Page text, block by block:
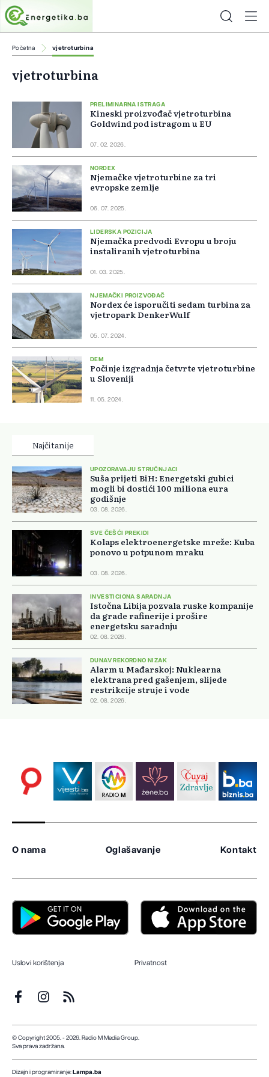
Početna vjetroturbina
vjetroturbina
PRELIMINARNA ISTRAGA
Kineski proizvođač vjetroturbina
Goldwind pod istragom u EU
07. 02. 2026.
NORDEX
Njemačke vjetroturbine za tri
evropske zemlje
06. 07. 2025.
LIDERSKA POZICIJA
Njemačka predvodi Evropu u broju
instaliranih vjetroturbina
01. 03. 2025.
NJEMAČKI PROIZVOĐAČ
Nordex će isporučiti sedam turbina za
vjetropark DenkerWulf
05. 07. 2024.
DEM
Počinje izgradnja četvrte vjetroturbine
u Sloveniji
11. 05. 2024.
Najčitanije
UPOZORAVAJU STRUČNJACI
Suša prijeti BiH: Energetski gubici
mogli bi dostići 100 miliona eura
godišnje
03. 08. 2026.
SVE ČEŠĆI PREKIDI
Kolaps elektroenergetske mreže: Kuba
ponovo u potpunom mraku
03. 08. 2026.
INVESTICIONA SARADNJA
Istočna Libija pozvala ruske kompanije
da grade rafinerije i prošire
energetsku saradnju
02. 08. 2026.
DUNAV REKORDNO NIZAK
Alarm u Mađarskoj: Nuklearna
elektrana pred gašenjem, slijede
restrikcije struje i vode
02. 08. 2026.
O nama Oglašavanje Kontakt
Uslovi korištenja Privatnost
© Copyright 2005. - 2026. Radio M Media Group.
Sva prava zadržana.
Dizajn i programiranje: Lampa.ba